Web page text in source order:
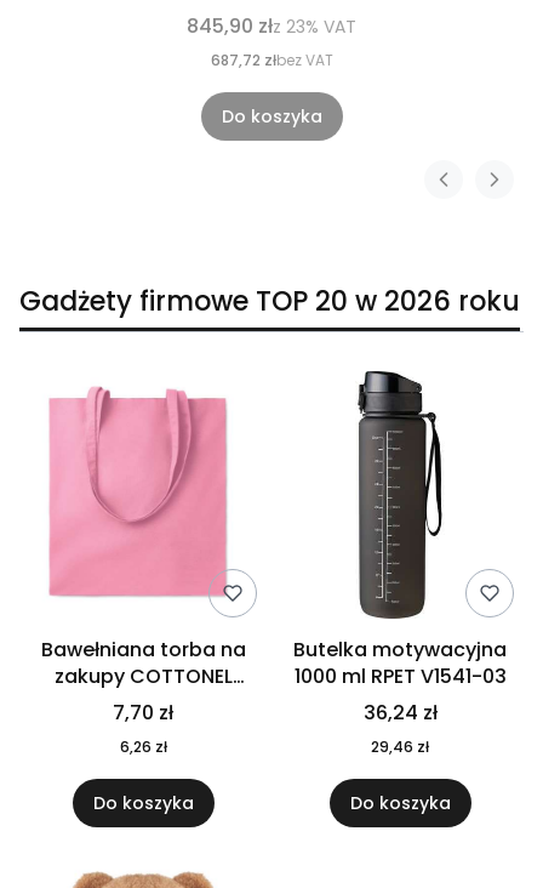
845,90 złz 23% VAT
687,72 złbez VAT
Do koszyka
Gadżety firmowe TOP 20 w 2026 roku
Bawełniana torba na
zakupy COTTONEL
COLOUR++ MO9846-11
7,70 zł
6,26 zł
Do koszyka
Butelka motywacyjna
1000 ml RPET V1541-03
36,24 zł
29,46 zł
Do koszyka